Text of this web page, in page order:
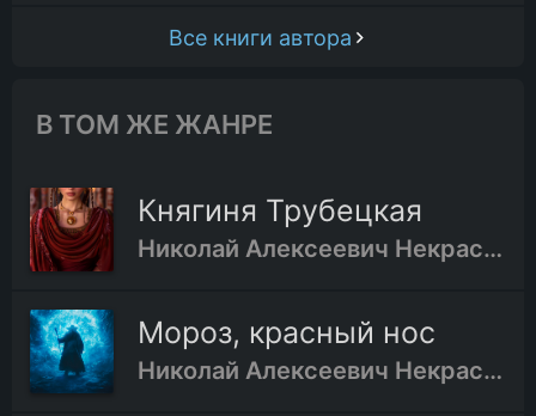
Все книги автора
В ТОМ ЖЕ ЖАНРЕ
Княгиня Трубецкая
Николай Алексеевич Некрасов
Мороз, красный нос
Николай Алексеевич Некрасов